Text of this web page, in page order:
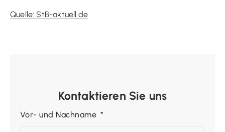
Quelle: StB-aktuell.de
Kontaktieren Sie uns
Vor- und Nachname